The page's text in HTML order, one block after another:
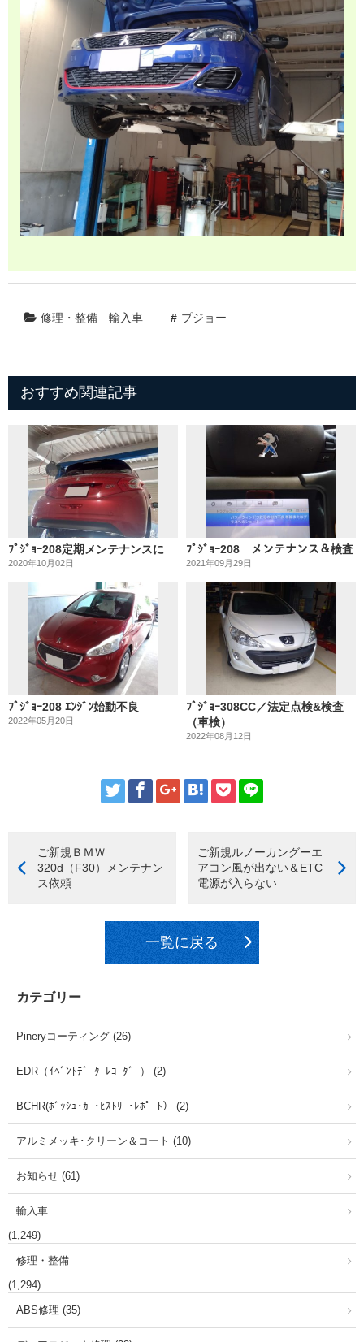
修理・整備 輸入車 プジョー
おすすめ関連記事
ﾌﾟｼﾞｮｰ208定期メンテナンスに
2020年10月02日
ﾌﾟｼﾞｮｰ208 メンテナンス＆検査
2021年09月29日
ﾌﾟｼﾞｮｰ208 ｴﾝｼﾞﾝ始動不良
2022年05月20日
ﾌﾟｼﾞｮｰ308CC／法定点検&検査
（車検）
2022年08月12日
ご新規ＢＭＷ
320d（F30）メンテナン
ス依頼
ご新規ルノーカングーエ
アコン風が出ない＆ETC
電源が入らない
一覧に戻る
カテゴリー
Pineryコーティング (26)
EDR（ｲﾍﾞﾝﾄﾃﾞｰﾀｰﾚｺｰﾀﾞｰ） (2)
BCHR(ﾎﾞｯｼｭ･ｶｰ･ﾋｽﾄﾘｰ･ﾚﾎﾟｰﾄ） (2)
アルミメッキ･クリーン＆コート (10)
お知らせ (61)
輸入車
(1,249)
修理・整備
(1,294)
ABS修理 (35)